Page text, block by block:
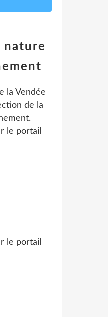
nature
la Vendée
de la
le portail
le portail